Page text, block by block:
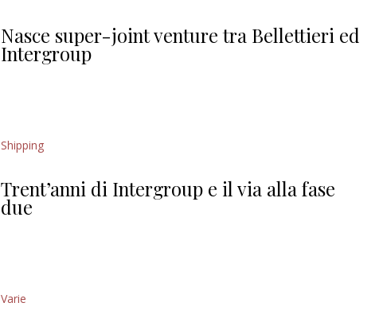
Nasce super-joint venture tra Bellettieri ed
Intergroup
Shipping
Trent’anni di Intergroup e il via alla fase
due
Varie